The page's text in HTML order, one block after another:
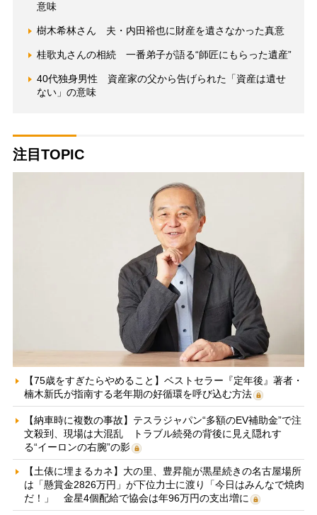
意味
樹木希林さん 夫・内田裕也に財産を遺さなかった真意
桂歌丸さんの相続 一番弟子が語る“師匠にもらった遺産”
40代独身男性 資産家の父から告げられた「資産は遺せ
ない」の意味
注目TOPIC
【75歳をすぎたらやめること】ベストセラー『定年後』著者・
楠木新氏が指南する老年期の好循環を呼び込む方法
【納車時に複数の事故】テスラジャパン“多額のEV補助金”で注
文殺到、現場は大混乱 トラブル続発の背後に見え隠れす
る“イーロンの右腕”の影
【土俵に埋まるカネ】大の里、豊昇龍が黒星続きの名古屋場所
は「懸賞金2826万円」が下位力士に渡り「今日はみんなで焼肉
だ！」 金星4個配給で協会は年96万円の支出増に